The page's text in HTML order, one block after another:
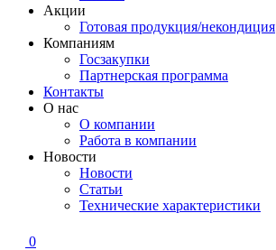
Акции
Готовая продукция/некондиция
Компаниям
Госзакупки
Партнерская программа
Контакты
О нас
О компании
Работа в компании
Новости
Новости
Статьи
Технические характеристики
0